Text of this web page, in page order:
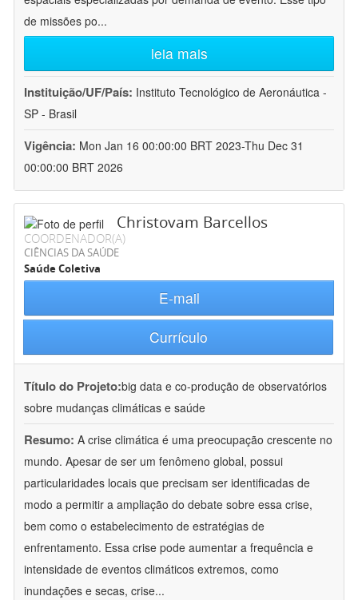
de missões po...
leia mais
Instituição/UF/País: Instituto Tecnológico de Aeronáutica -
SP - Brasil
Vigência: Mon Jan 16 00:00:00 BRT 2023-Thu Dec 31
00:00:00 BRT 2026
Christovam Barcellos
COORDENADOR(A)
CIÊNCIAS DA SAÚDE
Saúde Coletiva
E-mail
Currículo
Título do Projeto:big data e co-produção de observatórios
sobre mudanças climáticas e saúde
Resumo: A crise climática é uma preocupação crescente no
mundo. Apesar de ser um fenômeno global, possui
particularidades locais que precisam ser identificadas de
modo a permitir a ampliação do debate sobre essa crise,
bem como o estabelecimento de estratégias de
enfrentamento. Essa crise pode aumentar a frequência e
intensidade de eventos climáticos extremos, como
inundações e secas, crise...